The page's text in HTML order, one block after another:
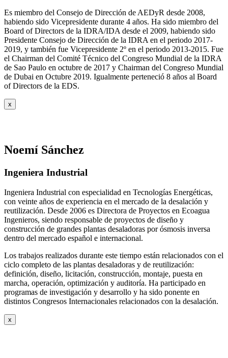
Es miembro del Consejo de Dirección de AEDyR desde 2008,
habiendo sido Vicepresidente durante 4 años. Ha sido miembro del
Board of Directors de la IDRA/IDA desde el 2009, habiendo sido
Presidente Consejo de Dirección de la IDRA en el periodo 2017-
2019, y también fue Vicepresidente 2º en el periodo 2013-2015. Fue
el Chairman del Comité Técnico del Congreso Mundial de la IDRA
de Sao Paulo en octubre de 2017 y Chairman del Congreso Mundial
de Dubai en Octubre 2019. Igualmente perteneció 8 años al Board
of Directors de la EDS.
x
Noemí Sánchez
Ingeniera Industrial
Ingeniera Industrial con especialidad en Tecnologías Energéticas,
con veinte años de experiencia en el mercado de la desalación y
reutilización. Desde 2006 es Directora de Proyectos en Ecoagua
Ingenieros, siendo responsable de proyectos de diseño y
construcción de grandes plantas desaladoras por ósmosis inversa
dentro del mercado español e internacional.
Los trabajos realizados durante este tiempo están relacionados con el
ciclo completo de las plantas desaladoras y de reutilización:
definición, diseño, licitación, construcción, montaje, puesta en
marcha, operación, optimización y auditoría. Ha participado en
programas de investigación y desarrollo y ha sido ponente en
distintos Congresos Internacionales relacionados con la desalación.
x